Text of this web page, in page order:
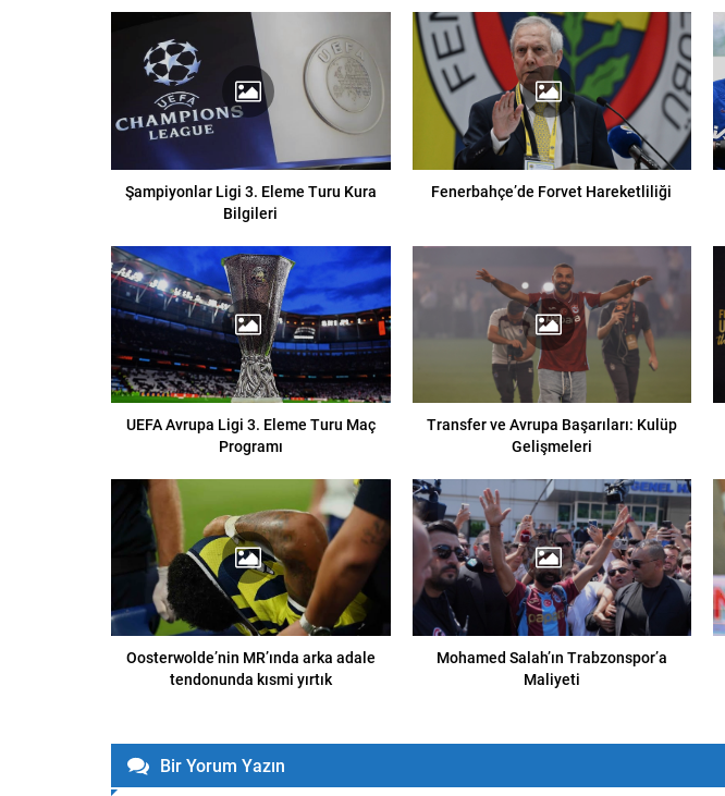
Şampiyonlar Ligi 3. Eleme Turu Kura
Bilgileri
Fenerbahçe’de Forvet Hareketliliği
UEFA Avrupa Ligi 3. Eleme Turu Maç
Programı
Transfer ve Avrupa Başarıları: Kulüp
Gelişmeleri
Oosterwolde’nin MR’ında arka adale
tendonunda kısmi yırtık
Mohamed Salah’ın Trabzonspor’a
Maliyeti
Bir Yorum Yazın